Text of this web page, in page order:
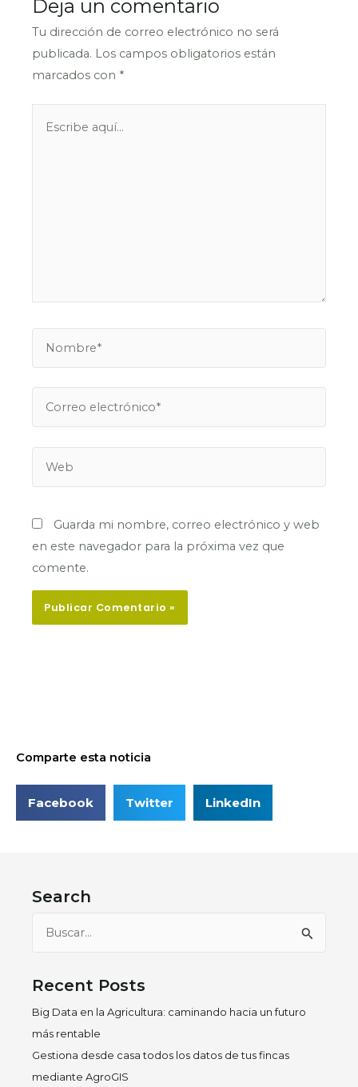
Deja un comentario
Tu dirección de correo electrónico no será
publicada. Los campos obligatorios están
marcados con *
aquí...
Guarda mi nombre, correo electrónico y web
en este navegador para la próxima vez que
comente.
Comparte esta noticia
Facebook Twitter LinkedIn
Search
Buscar
Recent Posts
Big Data en la Agricultura: caminando hacia un futuro
más rentable
Gestiona desde casa todos los datos de tus fincas
mediante AgroGIS